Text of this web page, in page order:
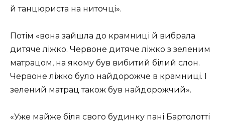
й танцюриста на ниточці».
Потім «вона зайшла до крамниці й вибрала
дитяче ліжко. Червоне дитяче ліжко з зеленим
матрацом, на якому був вибитий білий слон.
Червоне ліжко було найдорожче в крамниці. І
зелений матрац також був найдорожчий».
«Уже майже біля свого будинку пані Бартолотті